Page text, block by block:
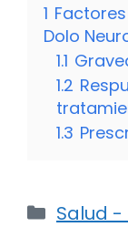
1
Dolo
1.1
1.2
1.3
Salud -